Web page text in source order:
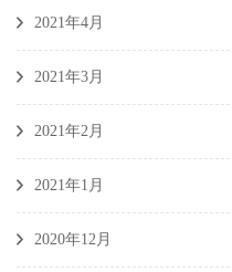
2021年4月
2021年3月
2021年2月
2021年1月
2020年12月